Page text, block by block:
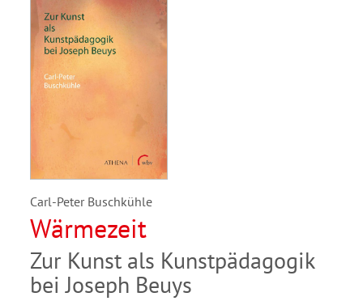
Carl-Peter Buschkühle
Wärmezeit
Zur Kunst als Kunstpädagogik
bei Joseph Beuys